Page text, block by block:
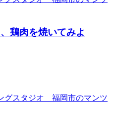
鶏肉を焼いてみよ